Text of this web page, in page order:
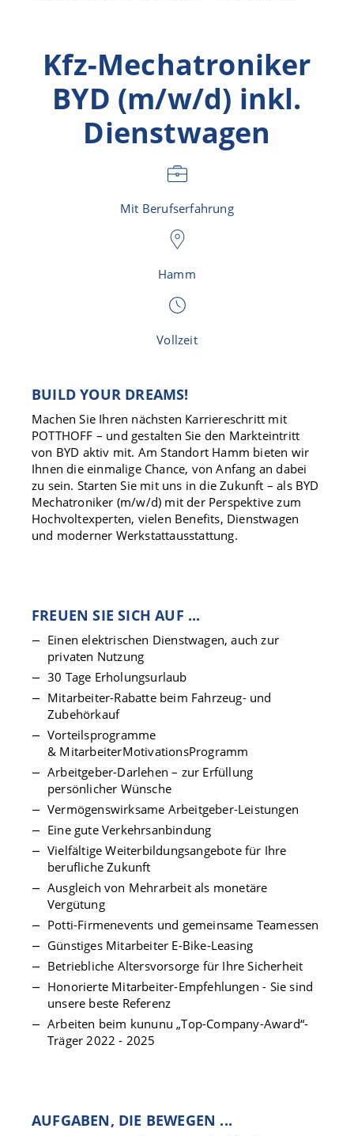
Kfz-Mechatroniker
BYD (m/w/d) inkl.
Dienstwagen
Mit Berufserfahrung
Hamm
Vollzeit
BUILD YOUR DREAMS!
Machen Sie Ihren nächsten Karriereschritt mit
POTTHOFF – und gestalten Sie den Markteintritt
von BYD aktiv mit. Am Standort Hamm bieten wir
Ihnen die einmalige Chance, von Anfang an dabei
zu sein. Starten Sie mit uns in die Zukunft – als BYD
Mechatroniker (m/w/d) mit der Perspektive zum
Hochvoltexperten, vielen Benefits, Dienstwagen
und moderner Werkstattausstattung.
FREUEN SIE SICH AUF ...
Einen elektrischen Dienstwagen, auch zur
privaten Nutzung
30 Tage Erholungsurlaub
Mitarbeiter-Rabatte beim Fahrzeug- und
Zubehörkauf
Vorteilsprogramme
& MitarbeiterMotivationsProgramm
Arbeitgeber-Darlehen – zur Erfüllung
persönlicher Wünsche
Vermögenswirksame Arbeitgeber-Leistungen
Eine gute Verkehrsanbindung
Vielfältige Weiterbildungsangebote für Ihre
berufliche Zukunft
Ausgleich von Mehrarbeit als monetäre
Vergütung
Potti-Firmenevents und gemeinsame Teamessen
Günstiges Mitarbeiter E-Bike-Leasing
Betriebliche Altersvorsorge für Ihre Sicherheit
Honorierte Mitarbeiter-Empfehlungen - Sie sind
unsere beste Referenz
Arbeiten beim kununu „Top-Company-Award“-
Träger 2022 - 2025
AUFGABEN, DIE BEWEGEN ...